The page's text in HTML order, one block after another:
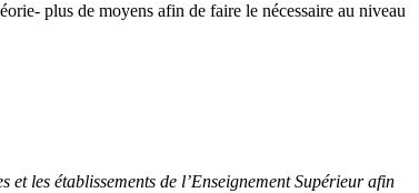
plus de moyens afin de faire le nécessaire au niveau
et les établissements de l’Enseignement Supérieur afin